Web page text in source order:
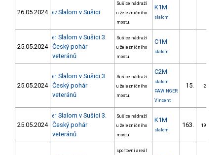
26.05.2024 62 Slalom v Sušici
Sušice nádraží
u železničního
mostu.
K1M
slalom
25.05.2024
61 Slalom v Sušici 3.
Český pohár
veteránů
Sušice nádraží
u železničního
mostu.
C1M
slalom
25.05.2024
61 Slalom v Sušici 3.
Český pohár
veteránů
Sušice nádraží
u železničního
mostu.
C2M
slalom
PAWINGER
Vincent
15. 2/ZM
25.05.2024
61 Slalom v Sušici 3.
Český pohár
veteránů
Sušice nádraží
u železničního
mostu.
K1M
slalom
163. 19/ZM
sportovní areál